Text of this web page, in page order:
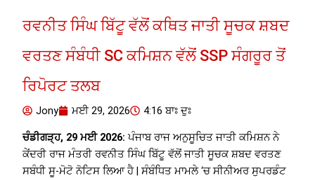
ਰਵਨੀਤ ਸਿੰਘ ਬਿੱਟੂ ਵੱਲੋਂ ਕਥਿਤ ਜਾਤੀ ਸੂਚਕ ਸ਼ਬਦ
ਵਰਤਣ ਸੰਬੰਧੀ SC ਕਮਿਸ਼ਨ ਵੱਲੋਂ SSP ਸੰਗਰੂਰ ਤੋਂ
ਰਿਪੋਰਟ ਤਲਬ
Jony ਮਈ 29, 2026 4:16 ਬਾਃ ਦੁਃ
ਚੰਡੀਗੜ੍ਹ, 29 ਮਈ 2026: ਪੰਜਾਬ ਰਾਜ ਅਨੁਸੂਚਿਤ ਜਾਤੀ ਕਮਿਸ਼ਨ ਨੇ
ਕੇਂਦਰੀ ਰਾਜ ਮੰਤਰੀ ਰਵਨੀਤ ਸਿੰਘ ਬਿੱਟੂ ਵੱਲੋਂ ਜਾਤੀ ਸੂਚਕ ਸ਼ਬਦ ਵਰਤਣ
ਸਬੰਧੀ ਸੂ-ਮੋਟੋ ਨੋਟਿਸ ਲਿਆ ਹੈ | ਸੰਬੰਧਿਤ ਮਾਮਲੇ ‘ਚ ਸੀਨੀਅਰ ਸੁਪਰਡੰਟ